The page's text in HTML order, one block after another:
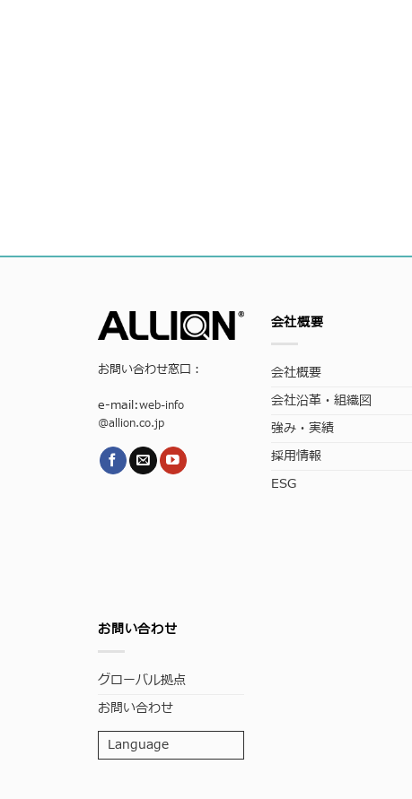
お問い合わせ窓口：
e-mail:web-info
@allion.co.jp
会社概要
会社概要
会社沿革・組織図
強み・実績
採用情報
ESG
お問い合わせ
グローバル拠点
お問い合わせ
Language